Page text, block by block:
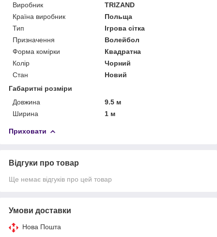
Виробник
TRIZAND
Країна виробник
Польща
Тип
Ігрова сітка
Призначення
Волейбол
Форма комірки
Квадратна
Колір
Чорний
Стан
Новий
Габаритні розміри
Довжина
9.5 м
Ширина
1 м
Приховати
Відгуки про товар
Ще немає відгуків про цей товар
Умови доставки
Нова Пошта